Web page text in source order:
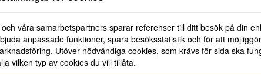
och våra samarbetspartners sparar referenser till ditt besök på din
anpassade funktioner, spara besöksstatistik och för att
Utöver nödvändiga cookies, som krävs för sida ska
vilken typ av cookies du vill tillåta.